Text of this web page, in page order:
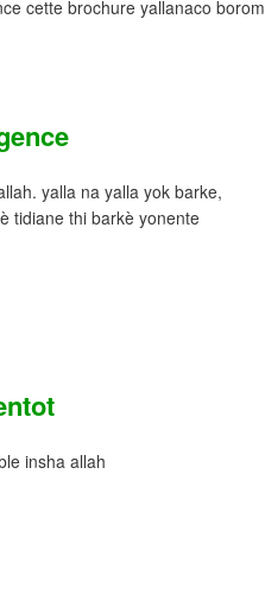
cette brochure yallanaco borom
yalla na yalla yok barke,
tidiane thi barkè yonente
insha allah